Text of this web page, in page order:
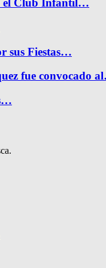
el Club Infantil…
sus Fiestas…
fue convocado